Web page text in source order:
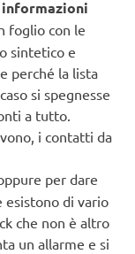
foglio con le
sintetico e
perché la lista
si spegnesse
a tutto.
i contatti da
per dare
esistono di vario
che non è altro
un allarme e si